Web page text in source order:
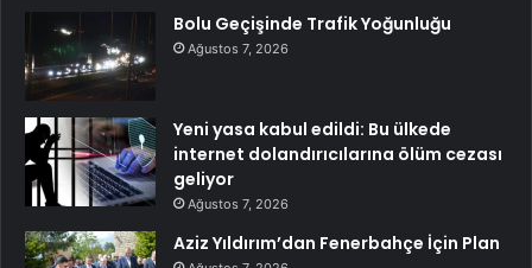
Bolu Geçişinde Trafik Yoğunluğu
Ağustos 7, 2026
Yeni yasa kabul edildi: Bu ülkede
internet dolandırıcılarına ölüm cezası
geliyor
Ağustos 7, 2026
Aziz Yıldırım’dan Fenerbahçe İçin Plan